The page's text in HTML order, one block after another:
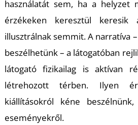
használatát sem, ha a helyzet
érzékeken keresztül keresik
illusztrálnak semmit. A narratíva
beszélhetünk – a látogatóban
látogató fizikailag is aktívan
létrehozott térben. Ilyen
kiállításokról kéne
eseményekről.